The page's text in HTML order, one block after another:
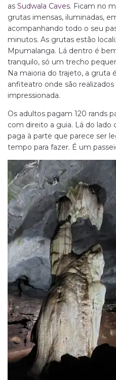
as Sudwala Caves. Ficam no
grutas imensas, iluminadas,
acompanhando todo o seu
minutos. As grutas estão
Mpumalanga. Lá dentro é
tranquilo, só um trecho
Na maioria do trajeto, a gruta
anfiteatro onde são
impressionada.
Os adultos pagam 120 rands
com direito a guia. Lá do lado
paga à parte que parece ser
tempo para fazer. É um